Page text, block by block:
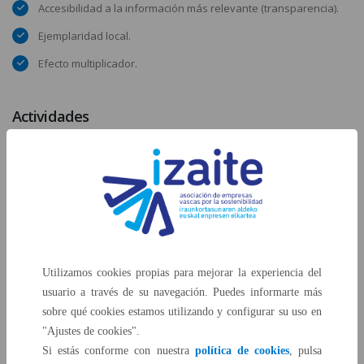
Accesibilidad a la información más relevante (transparencia).
Ejemplaridad local.
Efecto multiplicador.
Actividades
Compartir experiencias en materia desarrollo sostenible.
Promover la formación y difusión en materia de desarrollo
Organizar eventos en relación con el desarrollo sostenible.
Administraciones e instituciones públicas, fundaciones,
asociaciones privadas, universidades y escuelas de negocios,
empresas y personas físicas y jurídicas de todo tipo, en
materia de desarrollo sostenible.
Realizar publicaciones relativas al desarrollo sostenible.
Utilizamos cookies propias para mejorar la experiencia del
usuario a través de su navegación. Puedes informarte más
sobre qué cookies estamos utilizando y configurar su uso en
"Ajustes de cookies".
Si estás conforme con nuestra política de cookies, pulsa